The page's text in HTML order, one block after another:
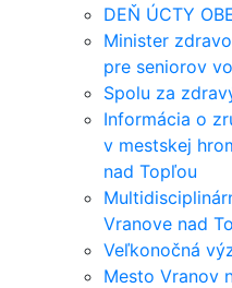
DEŇ ÚCTY
Minister
pre seniorov
Spolu za
Informácia o
v mestskej
nad Topľou
Vranove nad
Veľkonočná
Mesto Vranov